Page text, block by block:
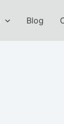
Blog